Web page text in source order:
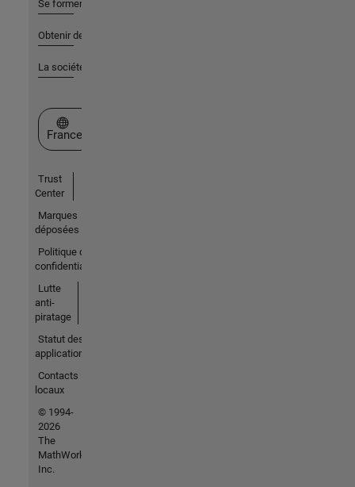
Se former
Obtenir de l'aide
La société
Sélectionner un site web
France
Trust
Center
Marques
déposées
Politique de
confidentialité
Lutte
anti-
piratage
Statut des
applications
Contacts
locaux
© 1994-
2026
The
MathWorks,
Inc.